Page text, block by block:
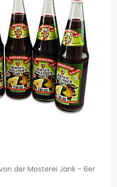
der Mosterei Jank - 6er